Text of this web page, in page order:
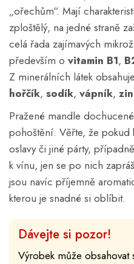
„ořechům“. Mají
zploštělý, na jedné straně
celá řada zajímavých
především o vitamin B1,
Z minerálních látek
hořčík, sodík, vápník,
Pražené mandle
pohoštění. Věřte, že
oslavy či jiné párty,
k vínu, jen se po nich
jsou navíc příjemně
kterou je snadné si oblíbit.
Dávejte si pozor!
Výrobek může obsahovat